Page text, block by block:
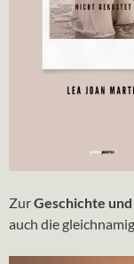
ZurGeschichte
auch die